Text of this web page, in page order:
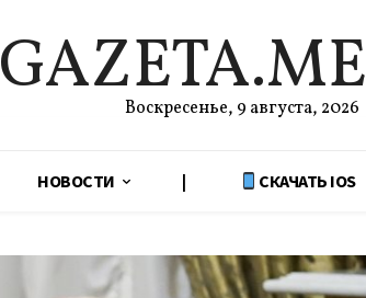
Воскресенье, 9 августа, 2026
НОВОСТИ | СКАЧАТЬ IOS